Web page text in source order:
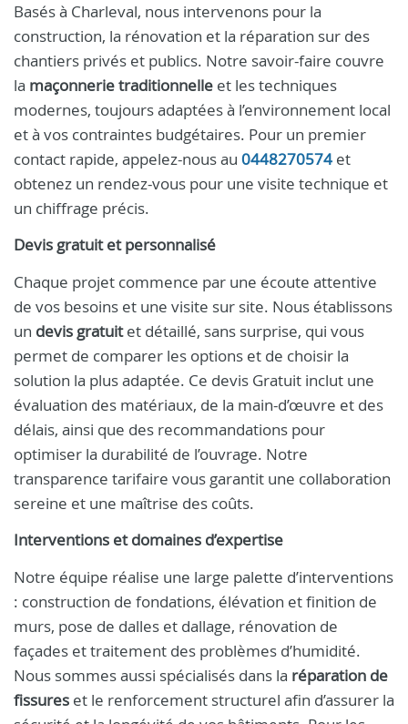
Basés à Charleval, nous intervenons pour la
construction, la rénovation et la réparation sur des
chantiers privés et publics. Notre savoir-faire couvre
la maçonnerie traditionnelle et les techniques
modernes, toujours adaptées à l’environnement local
et à vos contraintes budgétaires. Pour un premier
contact rapide, appelez-nous au 0448270574 et
obtenez un rendez-vous pour une visite technique et
un chiffrage précis.
Devis gratuit et personnalisé
Chaque projet commence par une écoute attentive
de vos besoins et une visite sur site. Nous établissons
un devis gratuitet détaillé, sans surprise, qui vous
permet de comparer les options et de choisir la
solution la plus adaptée. Ce devis Gratuit inclut une
évaluation des matériaux, de la main-d’œuvre et des
délais, ainsi que des recommandations pour
optimiser la durabilité de l’ouvrage. Notre
transparence tarifaire vous garantit une collaboration
sereine et une maîtrise des coûts.
Interventions et domaines d’expertise
Notre équipe réalise une large palette d’interventions
: construction de fondations, élévation et finition de
murs, pose de dalles et dallage, rénovation de
façades et traitement des problèmes d’humidité.
Nous sommes aussi spécialisés dans la réparation de
fissures et le renforcement structurel afin d’assurer la